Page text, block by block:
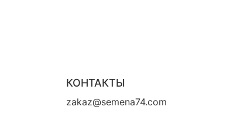
КОНТАКТЫ
zakaz@semena74.com